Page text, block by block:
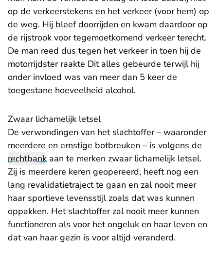
op de verkeerstekens en het verkeer (voor hem) op
de weg. Hij bleef doorrijden en kwam daardoor op
de rijstrook voor tegemoetkomend verkeer terecht.
De man reed dus tegen het verkeer in toen hij de
motorrijdster raakte Dit alles gebeurde terwijl hij
onder invloed was van meer dan 5 keer de
toegestane hoeveelheid alcohol.
Zwaar lichamelijk letsel
De verwondingen van het slachtoffer – waaronder
meerdere en ernstige botbreuken – is volgens de
rechtbank aan te merken zwaar lichamelijk letsel.
Zij is meerdere keren geopereerd, heeft nog een
lang revalidatietraject te gaan en zal nooit meer
haar sportieve levensstijl zoals dat was kunnen
oppakken. Het slachtoffer zal nooit meer kunnen
functioneren als voor het ongeluk en haar leven en
dat van haar gezin is voor altijd veranderd.